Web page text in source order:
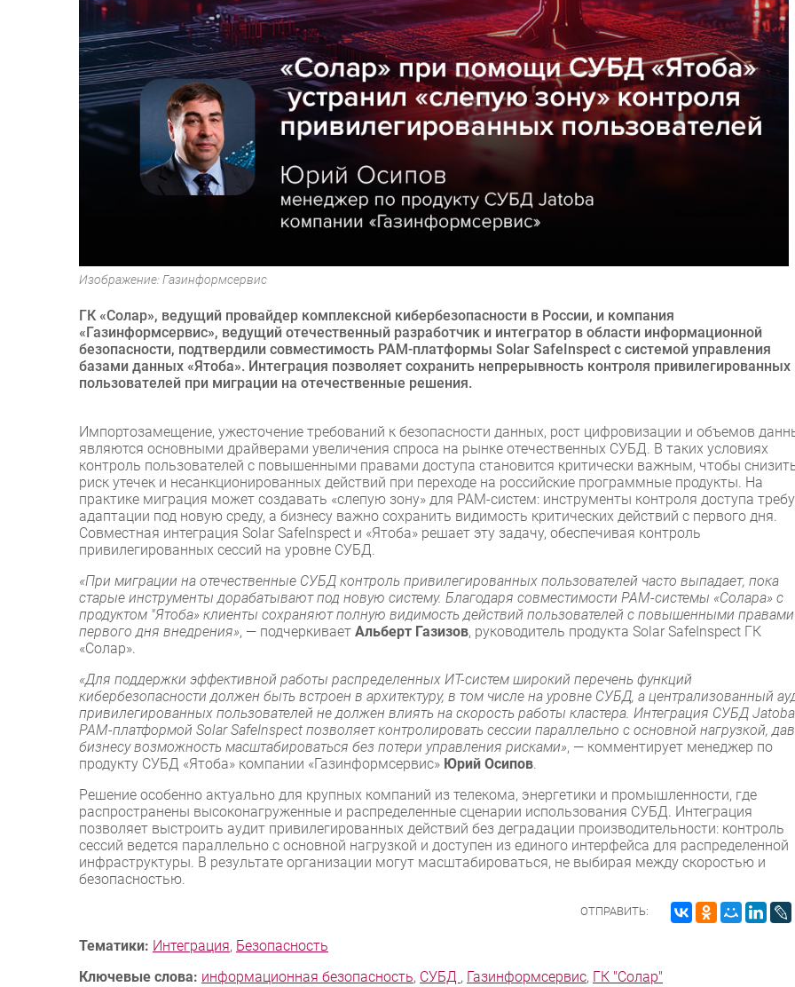
Изображение: Газинформсервис
ГК «Солар», ведущий провайдер комплексной кибербезопасности в России, и компания
«Газинформсервис», ведущий отечественный разработчик и интегратор в области информационной
безопасности, подтвердили совместимость PAM-платформы Solar SafeInspect с системой управления
базами данных «Ятоба». Интеграция позволяет сохранить непрерывность контроля привилегированных
пользователей при миграции на отечественные решения.
Импортозамещение, ужесточение требований к безопасности данных, рост цифровизации и объемов
являются основными драйверами увеличения спроса на рынке отечественных СУБД. В таких условиях
контроль пользователей с повышенными правами доступа становится критически важным, чтобы
риск утечек и несанкционированных действий при переходе на российские программные продукты. На
практике миграция может создавать «слепую зону» для PAM-систем: инструменты контроля доступа
адаптации под новую среду, а бизнесу важно сохранить видимость критических действий с первого дня.
Совместная интеграция Solar SafeInspect и «Ятоба» решает эту задачу, обеспечивая контроль
привилегированных сессий на уровне СУБД.
«При миграции на отечественные СУБД контроль привилегированных пользователей часто выпадает, пока
старые инструменты дорабатывают под новую систему. Благодаря совместимости PAM-системы «Солара» с
продуктом "Ятоба» клиенты сохраняют полную видимость действий пользователей с повышенными
первого дня внедрения», — подчеркивает Альберт Газизов, руководитель продукта Solar SafeInspect ГК
«Солар».
«Для поддержки эффективной работы распределенных ИТ-систем широкий перечень функций
кибербезопасности должен быть встроен в архитектуру, в том числе на уровне СУБД, а централизованный
привилегированных пользователей не должен влиять на скорость работы кластера. Интеграция СУБД
PAM-платформой Solar SafeInspect позволяет контролировать сессии параллельно с основной нагрузкой,
бизнесу возможность масштабироваться без потери управления рисками», — комментирует менеджер по
продукту СУБД «Ятоба» компании «Газинформсервис» Юрий Осипов.
Решение особенно актуально для крупных компаний из телекома, энергетики и промышленности, где
распространены высоконагруженные и распределенные сценарии использования СУБД. Интеграция
позволяет выстроить аудит привилегированных действий без деградации производительности: контроль
сессий ведется параллельно с основной нагрузкой и доступен из единого интерфейса для распределенной
инфраструктуры. В результате организации могут масштабироваться, не выбирая между скоростью и
безопасностью.
ОТПРАВИТЬ:
Тематики: Интеграция, Безопасность
Ключевые слова: информационная безопасность, СУБД , Газинформсервис, ГК "Солар"